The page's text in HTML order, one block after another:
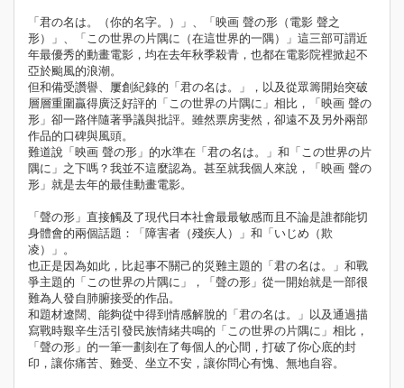
「君の名は。（你的名字。）」、「映画 聲の形（電影 聲之
形）」、「この世界の片隅に（在這世界的一隅）」這三部可謂近
年最優秀的動畫電影，均在去年秋季殺青，也都在電影院裡掀起不
亞於颱風的浪潮。
但和備受讚譽、屢創紀錄的「君の名は。」，以及從眾籌開始突破
層層重圍贏得廣泛好評的「この世界の片隅に」相比，「映画 聲の
形」卻一路伴隨著爭議與批評。雖然票房斐然，卻遠不及另外兩部
作品的口碑與風頭。
難道說「映画 聲の形」的水準在「君の名は。」和「この世界の片
隅に」之下嗎？我並不這麼認為。甚至就我個人來說，「映画 聲の
形」就是去年的最佳動畫電影。
「聲の形」直接觸及了現代日本社會最最敏感而且不論是誰都能切
身體會的兩個話題：「障害者（殘疾人）」和「いじめ（欺
凌）」。
也正是因為如此，比起事不關己的災難主題的「君の名は。」和戰
爭主題的「この世界の片隅に」，「聲の形」從一開始就是一部很
難為人發自肺腑接受的作品。
和題材遼闊、能夠從中得到情感解脫的「君の名は。」以及通過描
寫戰時艱辛生活引發民族情緒共鳴的「この世界の片隅に」相比，
「聲の形」的一筆一劃刻在了每個人的心間，打破了你心底的封
印，讓你痛苦、難受、坐立不安，讓你問心有愧、無地自容。